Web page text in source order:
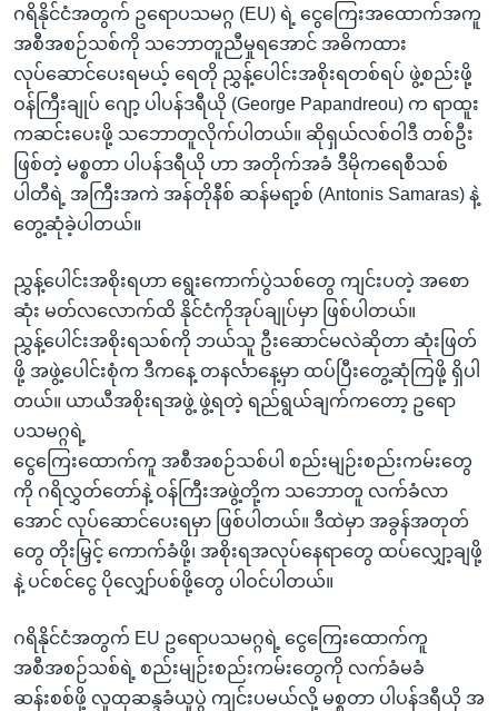
ကျော်
ကြည့်
ရန်
ရှာဖွေ
ရန်
နေရာ
သို့
ကျော်
ဘာသာစကားများ
ဂရိနိုင်ငံအတွက် ဥရောပသမဂ္ဂ (EU) ရဲ့ ငွေကြေးအထောက်အကူ
အစီအစဉ်သစ်ကို သဘောတူညီမှုရအောင် အဓိကထား
လုပ်ဆောင်ပေးရမယ့် ရေတို ညွှန့်ပေါင်းအစိုးရတစ်ရပ် ဖွဲ့စည်းဖို့
ဝန်ကြီးချုပ် ဂျော့ ပါပန်ဒရီယို (George Papandreou) က ရာထူး
ကဆင်းပေးဖို့ သဘောတူလိုက်ပါတယ်။ ဆိုရှယ်လစ်ဝါဒီ တစ်ဦး
ဖြစ်တဲ့ မစ္စတာ ပါပန်ဒရီယို ဟာ အတိုက်အခံ ဒီမိုကရေစီသစ်
ပါတီရဲ့ အကြီးအကဲ အန်တိုနီစ် ဆန်မရာ့စ် (Antonis Samaras) နဲ့
တွေ့ဆုံခဲ့ပါတယ်။
ညွှန့်ပေါင်းအစိုးရဟာ ရွေးကောက်ပွဲသစ်တွေ ကျင်းပတဲ့ အစော
ဆုံး မတ်လလောက်ထိ နိုင်ငံကိုအုပ်ချုပ်မှာ ဖြစ်ပါတယ်။
ညွှန့်ပေါင်းအစိုးရသစ်ကို ဘယ်သူ ဦးဆောင်မလဲဆိုတာ ဆုံးဖြတ်
ဖို့ အဖွဲ့ပေါင်းစုံက ဒီကနေ့ တနင်္လာနေ့မှာ ထပ်ပြီးတွေ့ဆုံကြဖို့ ရှိပါ
တယ်။ ယာယီအစိုးရအဖွဲ့ ဖွဲ့ရတဲ့ ရည်ရွယ်ချက်ကတော့ ဥရော
ပသမဂ္ဂရဲ့
ငွေကြေးထောက်ကူ အစီအစဉ်သစ်ပါ စည်းမျဉ်းစည်းကမ်းတွေ
ကို ဂရိလွှတ်တော်နဲ့ ဝန်ကြီးအဖွဲ့တို့က သဘောတူ လက်ခံလာ
အောင် လုပ်ဆောင်ပေးရမှာ ဖြစ်ပါတယ်။ ဒီထဲမှာ အခွန်အတုတ်
တွေ တိုးမြှင့် ကောက်ခံဖို့၊ အစိုးရအလုပ်နေရာတွေ ထပ်လျှော့ချဖို့
နဲ့ ပင်စင်ငွေ ပိုလျှော်ပစ်ဖို့တွေ ပါဝင်ပါတယ်။
ဂရိနိုင်ငံအတွက် EU ဥရောပသမဂ္ဂရဲ့ ငွေကြေးထောက်ကူ
အစီအစဉ်သစ်ရဲ့ စည်းမျဉ်းစည်းကမ်းတွေကို လက်ခံမခံ
ဆန်းစစ်ဖို့ လူထုဆန္ဒခံယူပွဲ ကျင်းပမယ်လို့ မစ္စတာ ပါပန်ဒရီယို အ